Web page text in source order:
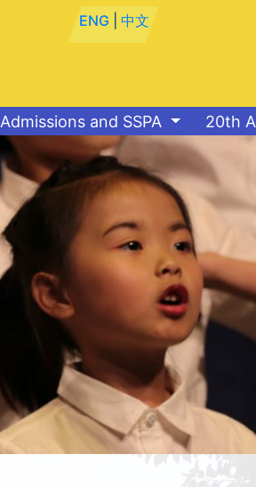
ENG |中文
Admissions and SSPA 20th